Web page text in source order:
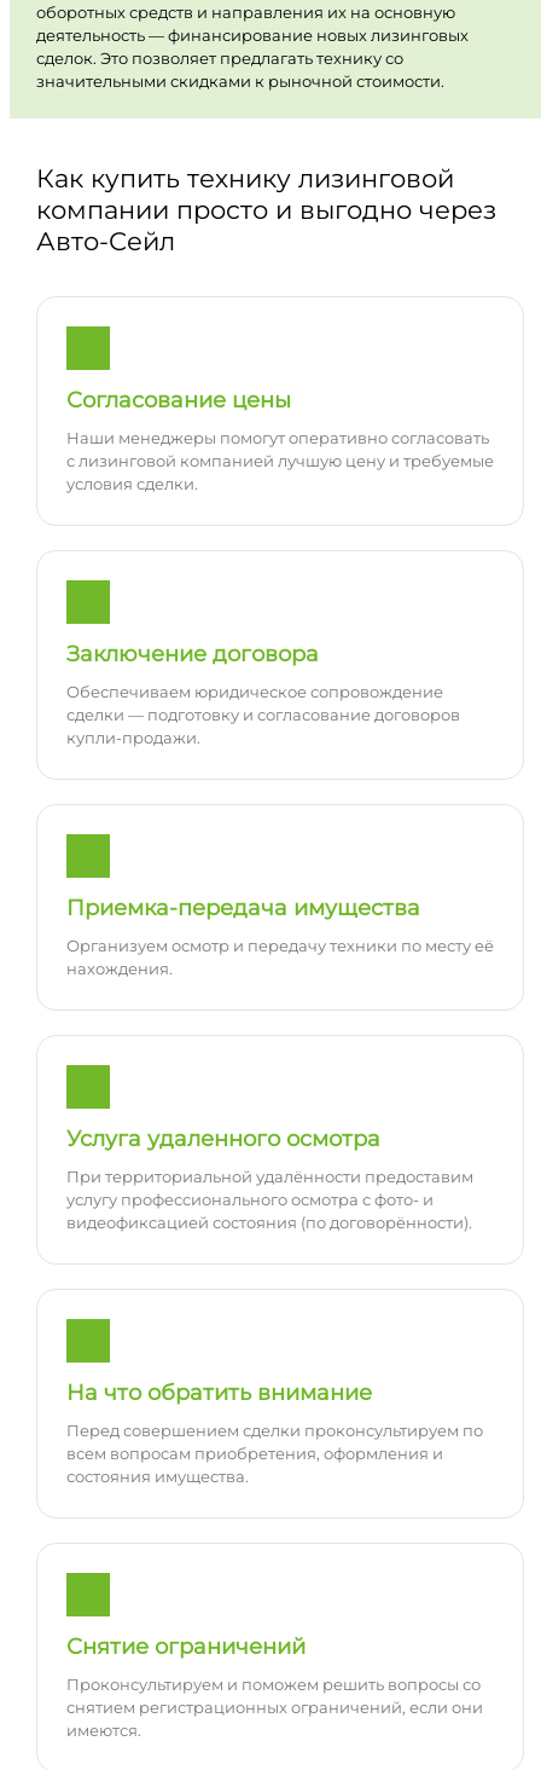
оборотных средств и направления их на основную
деятельность — финансирование новых лизинговых
сделок. Это позволяет предлагать технику со
значительными скидками к рыночной стоимости.
Как купить технику лизинговой
компании просто и выгодно через
Авто-Сейл
Согласование цены
Наши менеджеры помогут оперативно согласовать
с лизинговой компанией лучшую цену и требуемые
условия сделки.
Заключение договора
Обеспечиваем юридическое сопровождение
сделки — подготовку и согласование договоров
купли-продажи.
Приемка-передача имущества
Организуем осмотр и передачу техники по месту её
нахождения.
Услуга удаленного осмотра
При территориальной удалённости предоставим
услугу профессионального осмотра с фото- и
видеофиксацией состояния (по договорённости).
На что обратить внимание
Перед совершением сделки проконсультируем по
всем вопросам приобретения, оформления и
состояния имущества.
Снятие ограничений
Проконсультируем и поможем решить вопросы со
снятием регистрационных ограничений, если они
имеются.